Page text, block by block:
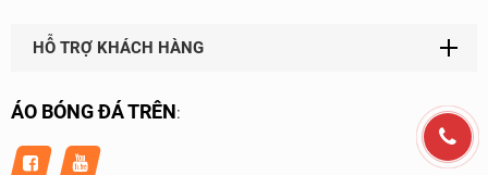
HỖ TRỢ KHÁCH HÀNG
ÁO BÓNG ĐÁ TRÊN: